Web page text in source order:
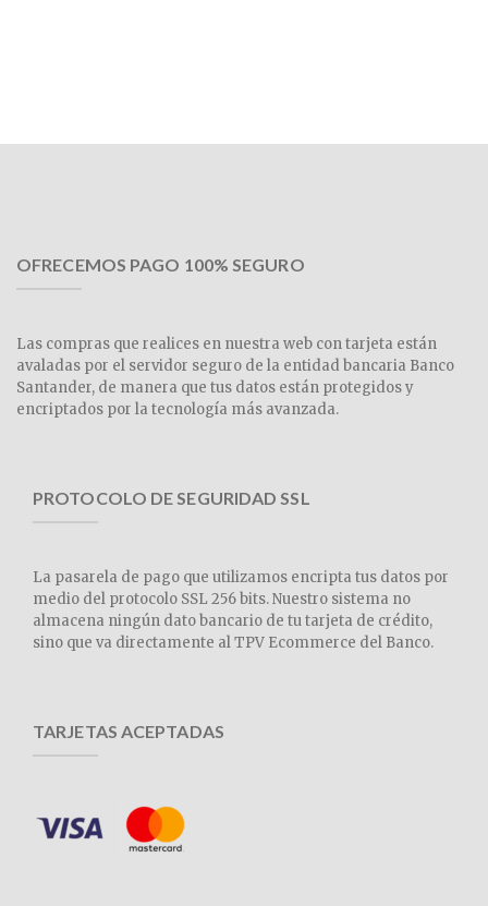
OFRECEMOS PAGO 100% SEGURO
Las compras que realices en nuestra web con tarjeta están
avaladas por el servidor seguro de la entidad bancaria Banco
Santander, de manera que tus datos están protegidos y
encriptados por la tecnología más avanzada.
PROTOCOLO DE SEGURIDAD SSL
La pasarela de pago que utilizamos encripta tus datos por
medio del protocolo SSL 256 bits. Nuestro sistema no
almacena ningún dato bancario de tu tarjeta de crédito,
sino que va directamente al TPV Ecommerce del Banco.
TARJETAS ACEPTADAS